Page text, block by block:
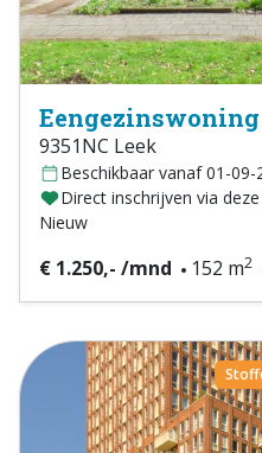
Eengezinswoning
9351NC Leek
Beschikbaar vanaf 01-09-
Direct inschrijven via
Nieuw
€ 1.250,- /mnd 152 m2